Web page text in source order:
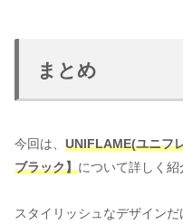
まとめ
今回は、 UNIFLAME(ユニフ
ブラック】について詳しく紹
スタイリッシュなデザイン